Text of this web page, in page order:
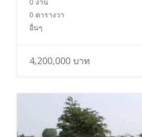
0 งาน
0 ตารางวา
อื่นๆ
4,200,000 บาท